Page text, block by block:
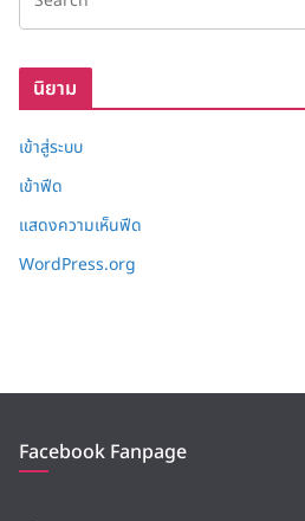
ก็
นิยาม
เข้าสู่ระบบ
เข้าฟีด
แสดงความเห็นฟีด
WordPress.org
Facebook Fanpage